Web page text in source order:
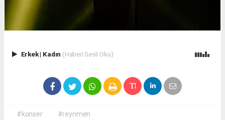
Erkek| Kadın (Haberi Sesli Oku)
#konser #reynmen